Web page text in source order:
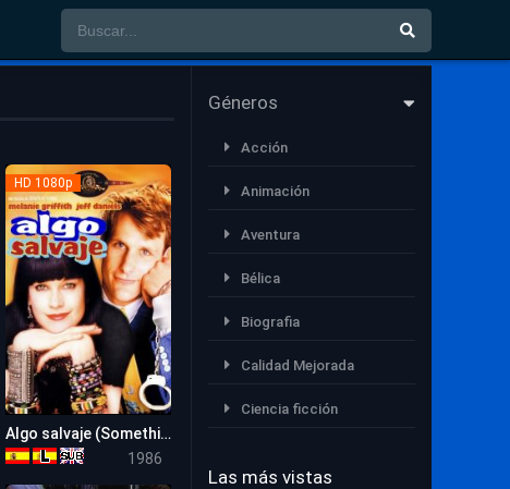
HD 1080p
Algo salvaje (Something Wild)
1986
Géneros
Acción
Animación
Aventura
Bélica
Biografia
Calidad Mejorada
Ciencia ficción
Las más vistas